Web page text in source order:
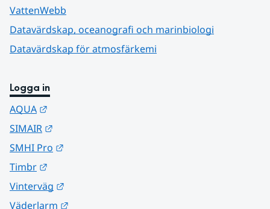
VattenWebb
Datavärdskap, oceanografi och marinbiologi
Datavärdskap för atmosfärkemi
Logga in
AQUA
SIMAIR
SMHI Pro
Timbr
Vinterväg
Väderlarm